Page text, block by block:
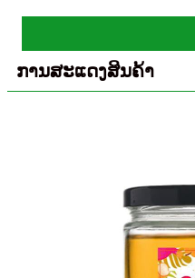
ການສະແດງສິນຄ້າ